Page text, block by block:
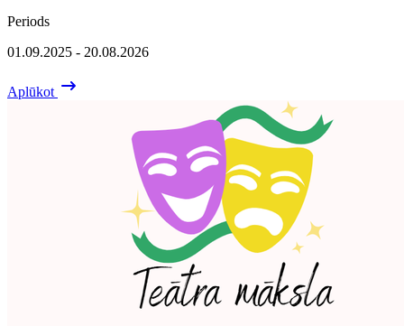
Periods
01.09.2025 - 20.08.2026
Aplūkot